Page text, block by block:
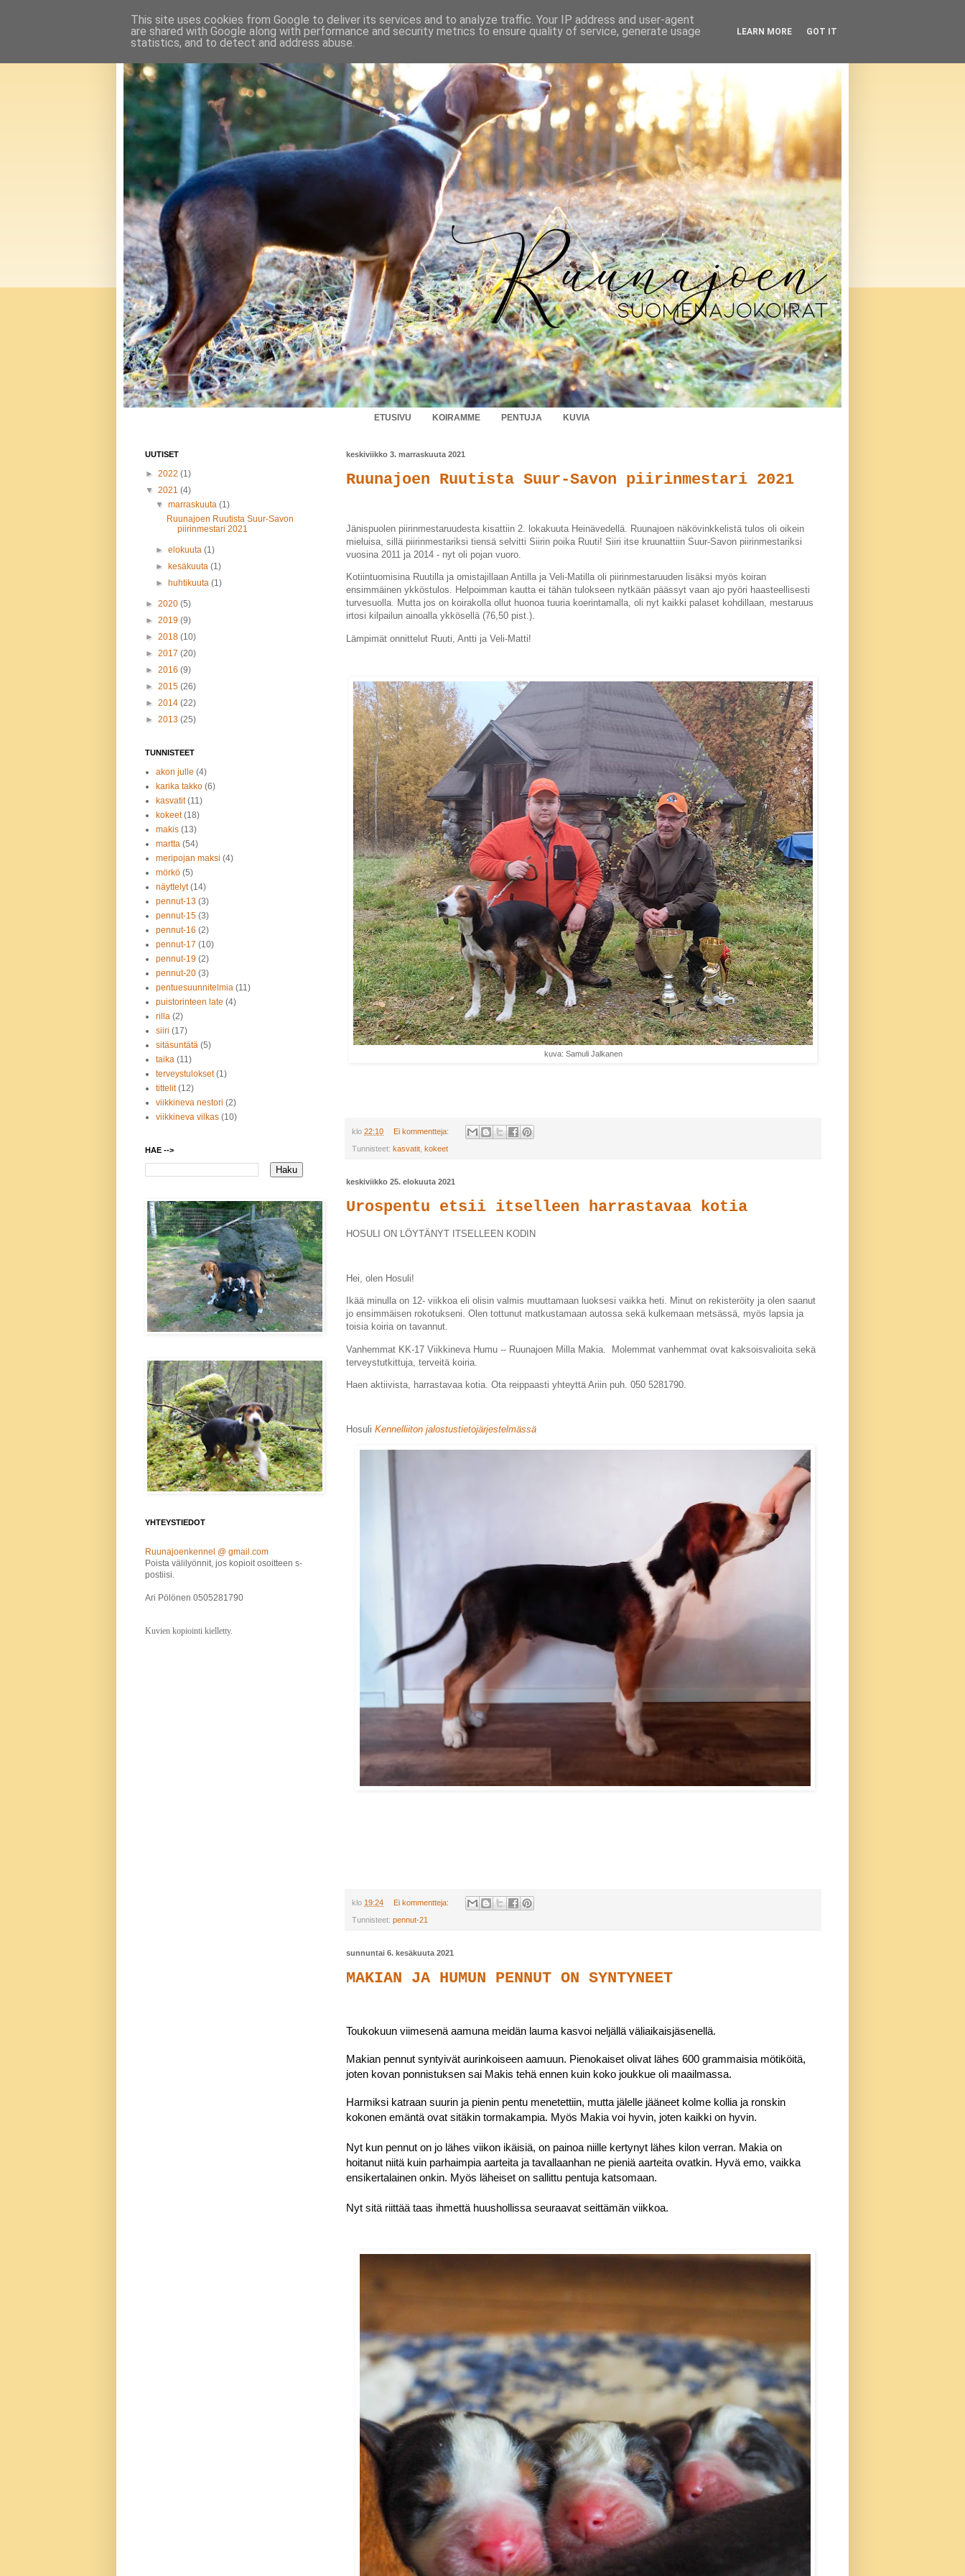
ETUSIVU KOIRAMME PENTUJA KUVIA
keskiviikko 3. marraskuuta 2021
Ruunajoen Ruutista Suur-Savon piirinmestari 2021
Jänispuolen piirinmestaruudesta kisattiin 2. lokakuuta Heinävedellä. Ruunajoen näkövinkkelistä tulos oli oikein
mieluisa, sillä piirinmestariksi tiensä selvitti Siirin poika Ruuti! Siiri itse kruunattiin Suur-Savon piirinmestariksi
vuosina 2011 ja 2014 - nyt oli pojan vuoro.
Kotiintuomisina Ruutilla ja omistajillaan Antilla ja Veli-Matilla oli piirinmestaruuden lisäksi myös koiran
ensimmäinen ykköstulos. Helpoimman kautta ei tähän tulokseen nytkään päässyt vaan ajo pyöri haasteellisesti
turvesuolla. Mutta jos on koirakolla ollut huonoa tuuria koerintamalla, oli nyt kaikki palaset kohdillaan, mestaruus
irtosi kilpailun ainoalla ykkösellä (76,50 pist.).
Lämpimät onnittelut Ruuti, Antti ja Veli-Matti!
kuva: Samuli Jalkanen
klo 22:10 Ei kommentteja:
Tunnisteet: kasvatit kokeet
keskiviikko 25. elokuuta 2021
Urospentu etsii itselleen harrastavaa kotia
HOSULI ON LÖYTÄNYT ITSELLEEN KODIN
Hei, olen Hosuli!
Ikää minulla on 12- viikkoa eli olisin valmis muuttamaan luoksesi vaikka heti. Minut on rekisteröity ja olen saanut
jo ensimmäisen rokotukseni. Olen tottunut matkustamaan autossa sekä kulkemaan metsässä, myös lapsia ja
toisia koiria on tavannut.
Vanhemmat KK-17 Viikkineva Humu -- Ruunajoen Milla Makia. Molemmat vanhemmat ovat kaksoisvalioita sekä
terveystutkittuja, terveitä koiria.
Haen aktiivista, harrastavaa kotia. Ota reippaasti yhteyttä Ariin puh. 050 5281790.
Hosuli Kennelliiton jalostustietojärjestelmässä
klo 19:24 Ei kommentteja:
Tunnisteet: pennut-21
sunnuntai 6. kesäkuuta 2021
MAKIAN JA HUMUN PENNUT ON SYNTYNEET
Toukokuun viimesenä aamuna meidän lauma kasvoi neljällä väliaikaisjäsenellä.
Makian pennut syntyivät aurinkoiseen aamuun. Pienokaiset olivat lähes 600 grammaisia mötiköitä,
joten kovan ponnistuksen sai Makis tehä ennen kuin koko joukkue oli maailmassa.
Harmiksi katraan suurin ja pienin pentu menetettiin, mutta jälelle jääneet kolme kollia ja ronskin
kokonen emäntä ovat sitäkin tormakampia. Myös Makia voi hyvin, joten kaikki on hyvin.
Nyt kun pennut on jo lähes viikon ikäisiä, on painoa niille kertynyt lähes kilon verran. Makia on
hoitanut niitä kuin parhaimpia aarteita ja tavallaanhan ne pieniä aarteita ovatkin. Hyvä emo, vaikka
ensikertalainen onkin. Myös läheiset on sallittu pentuja katsomaan.
Nyt sitä riittää taas ihmettä huushollissa seuraavat seittämän viikkoa.
UUTISET
► 2022 (1)
▼ 2021 (4)
▼marraskuuta(1)
Ruunajoen Ruutista Suur-Savon
piirinmestari 2021
►elokuuta(1)
►
kesäkuuta(1)
►
huhtikuuta(1)
► 2020 (5)
► 2019 (9)
► 2018 (10)
► 2017 (20)
► 2016 (9)
► 2015 (26)
► 2014 (22)
► 2013 (25)
TUNNISTEET
akon julle (4)
karika takko (6)
kasvatit (11)
kokeet (18)
makis (13)
martta (54)
meripojan maksi (4)
mörkö (5)
näyttelyt (14)
pennut-13 (3)
pennut-15 (3)
pennut-16 (2)
pennut-17 (10)
pennut-19 (2)
pennut-20 (3)
pentuesuunnitelmia (11)
puistorinteen late (4)
rilla (2)
siiri (17)
sitäsuntätä (5)
taika (11)
terveystulokset (1)
tittelit (12)
viikkineva nestori (2)
viikkineva vilkas (10)
HAE -->
YHTEYSTIEDOT
Ruunajoenkennel @ gmail.com
Poista välilyönnit, jos kopioit osoitteen s-
postiisi.
Ari Pölönen 0505281790
Kuvien kopiointi kielletty.
This site uses cookies from Google to deliver its services and to analyze traffic. Your IP address and user-agent
are shared with Google along with performance and security metrics to ensure quality of service, generate usage
statistics, and to detect and address abuse.
LEARN MORE GOT IT